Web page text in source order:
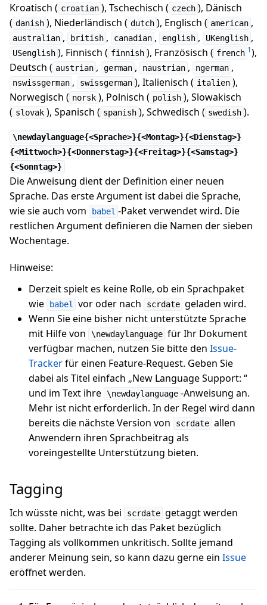
Kroatisch ( croatian ), Tschechisch ( czech ), Dänisch
( danish ), Niederländisch ( dutch ), Englisch ( american ,
australian , british , canadian , english , UKenglish ,
USenglish ), Finnisch ( finnish ), Französisch ( french 1),
Deutsch ( austrian , german , naustrian , ngerman ,
nswissgerman , swissgerman ), Italienisch ( italien ),
Norwegisch ( norsk ), Polnisch ( polish ), Slowakisch
( slovak ), Spanisch ( spanish ), Schwedisch ( swedish ).
\newdaylanguage{<Sprache>}{<Montag>}{<Dienstag>}
{<Mittwoch>}{<Donnerstag>}{<Freitag>}{<Samstag>}
{<Sonntag>}
Die Anweisung dient der Definition einer neuen
Sprache. Das erste Argument ist dabei die Sprache,
wie sie auch vom
babel -Paket verwendet wird. Die
restlichen Argument definieren die Namen der sieben
Wochentage.
Hinweise:
Derzeit spielt es keine Rolle, ob ein Sprachpaket
wie
babel vor oder nach scrdate geladen wird.
Wenn Sie eine bisher nicht unterstützte Sprache
mit Hilfe von
\newdaylanguage für Ihr Dokument
verfügbar machen, nutzen Sie bitte den Issue-
Trackerfür einen Feature-Request. Geben Sie
dabei als Titel einfach „New Language Support: “
und im Text ihre \newdaylanguage -Anweisung an.
Mehr ist nicht erforderlich. In der Regel wird dann
bereits die nächste Version von
scrdate allen
Anwendern ihren Sprachbeitrag als
voreingestellte Unterstützung bieten.
Tagging
Ich wüsste nicht, was bei scrdate getaggt werden
sollte. Daher betrachte ich das Paket bezüglich
Tagging als vollkommen unkritisch. Sollte jemand
anderer Meinung sein, so kann dazu gerne ein Issue
eröffnet werden.